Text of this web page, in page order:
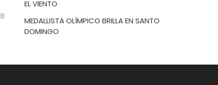
EL VIENTO
MEDALLISTA OLÍMPICO BRILLA EN SANTO
DOMINGO